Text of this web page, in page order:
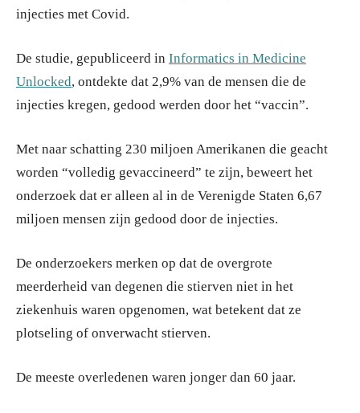
injecties met Covid.
De studie, gepubliceerd in Informatics in Medicine
Unlocked, ontdekte dat 2,9% van de mensen die de
injecties kregen, gedood werden door het “vaccin”.
Met naar schatting 230 miljoen Amerikanen die geacht
worden “volledig gevaccineerd” te zijn, beweert het
onderzoek dat er alleen al in de Verenigde Staten 6,67
miljoen mensen zijn gedood door de injecties.
De onderzoekers merken op dat de overgrote
meerderheid van degenen die stierven niet in het
ziekenhuis waren opgenomen, wat betekent dat ze
plotseling of onverwacht stierven.
De meeste overledenen waren jonger dan 60 jaar.